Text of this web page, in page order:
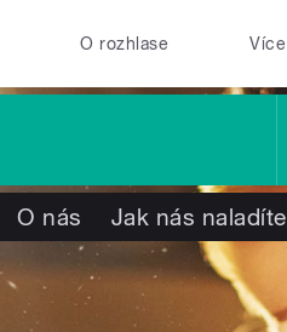
O rozhlase Více
O nás Jak nás naladíte